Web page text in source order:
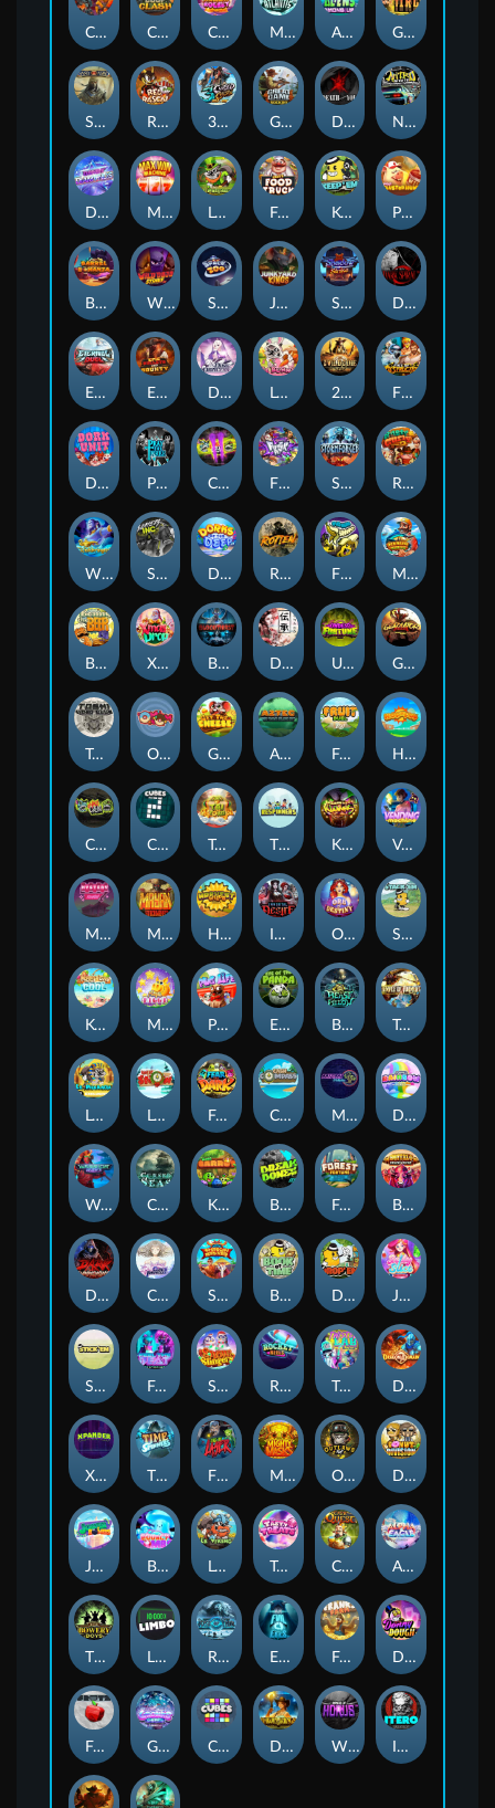
Crystal Robot Coop Clash Chocolate Rocket Marlin Masters Atlantis Aliens Among Us Grug Make Fire
Sand and Ashes Red Rascal™ 3 Cursed Chests™ Great Game Rockies Death Becomes You Nitro Nights
Dandy Diamonds Max Win Machine Le Prechaun Fred's Food Truck Keep 'em Piggy Cluster Hunt
Barrel Bonanza Wild Dojo Strike Space Zoo Junkyard Kings Shadow Strike Dark Spiral
Eternal Duel EPIC BULLETS & BOUNTY Dusk Princess Le Bunny 2 Wild 2 Die Fist Of Destruction
Dork Unit Pray for Three Chaos Crew 2 Fighter Pit Stormforged Rusty & Curly
Wishbringer Slayers Inc Dorks of The Deep Rotten FRKN Bananas Marlin Master
Benny The Beer Xmas Drop Bloodthirst Densho Undead Fortune Gladiator Legends
Toshi Video Club OmNom Get The Cheese Aztec Twist Fruit Duel Hop'n'Pop
Chaos Crew Cubes 2 Tai The Toad The Respinners Klowns Vending Machine
Mystery Motel Mayan Stackways Harvest Wilds Immortal Desire Orb of Destiny Stack'em
Keep 'em Cool Magic Piggy Pug Life Eye of the Panda Beast Below Temple of Torment
Le Pharaoh Let It Snow Fear the Dark Cash Compass Miami Multiplier Double Rainbow
Warrior Ways Cursed Seas King Carrot Break Bones Forest Fortune Buffalo Stack'n'Sync
Dark Summoning Cloud Princess Shaolin Master Book of Time Drop'em Jelly Slice
Stick'em Feel The Beat Snow Slingers Rocket Reels Twisted Lab Dragon’s Domain
Xpander Time Spinners Fire My Laser Mighty Masks Outlasw Inc Donut Division
Joker Bombs BOUNCY BOMBS Le Viking Tasty Treats Cash Quest Alpha Eagle
The Bowery Boys Limbo Rise of Ymir Evil Eyes Frank's Farm DONNY DOUGH
Frutz Gronk's Gems Cubes Dawn of Kings Wings of Horus ITERO